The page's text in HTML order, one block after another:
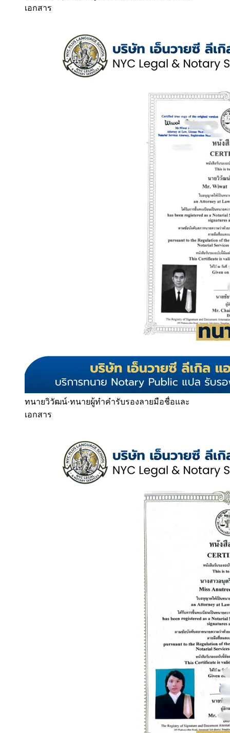
เอกสาร
ทนายวิวัฒน์·ทนายผู้ทำคำรับรองลายมือชื่อและ
เอกสาร